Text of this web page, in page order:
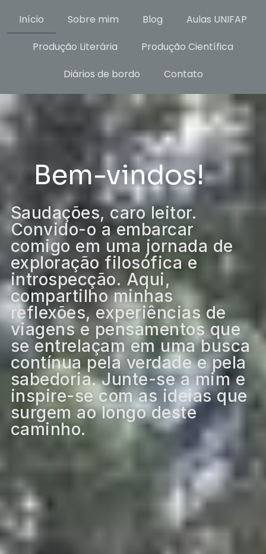
Início Sobre mim Blog
Aulas UNIFAP
Produção Literária
Produção Científica
Diários de bordo
Contato
Bem-vindos!
Saudações, caro leitor.
Convido-o a embarcar
comigo em uma jornada de
exploração filosófica e
introspecção. Aqui,
compartilho minhas
reflexões, experiências de
viagens e pensamentos que
se entrelaçam em uma busca
contínua pela verdade e pela
sabedoria. Junte-se a mim e
inspire-se com as ideias que
surgem ao longo deste
caminho.